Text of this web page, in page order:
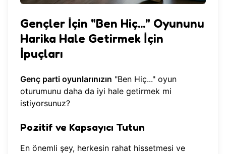
Gençler İçin "Ben Hiç..." Oyununu
Harika Hale Getirmek İçin
İpuçları
Genç parti oyunlarınızın "Ben Hiç..." oyun
oturumunu daha da iyi hale getirmek mi
istiyorsunuz?
Pozitif ve Kapsayıcı Tutun
En önemli şey, herkesin rahat hissetmesi ve